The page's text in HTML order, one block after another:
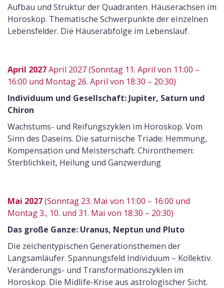
Aufbau und Struktur der Quadranten. Häuserachsen im
Horoskop. Thematische Schwerpunkte der einzelnen
Lebensfelder. Die Häuserabfolge im Lebenslauf.
April 2027April 2027 (Sonntag 11. April von 11:00 –
16:00 und Montag 26. April von 18:30 – 20:30)
Individuum und Gesellschaft: Jupiter, Saturn und
Chiron
Wachstums- und Reifungszyklen im Horoskop. Vom
Sinn des Daseins. Die saturnische Triade: Hemmung,
Kompensation und Meisterschaft. Chironthemen:
Sterblichkeit, Heilung und Ganzwerdung
Mai 2027(Sonntag 23. Mai von 11:00 – 16:00 und
Montag 3., 10. und 31. Mai von 18:30 – 20:30)
Das große Ganze: Uranus, Neptun und Pluto
Die zeichentypischen Generationsthemen der
Langsamläufer. Spannungsfeld Individuum – Kollektiv.
Veränderungs- und Transformationszyklen im
Horoskop. Die Midlife-Krise aus astrologischer Sicht.